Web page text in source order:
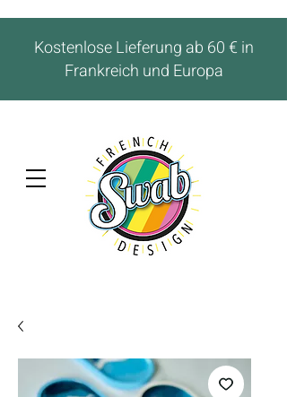
Kostenlose Lieferung ab 60 € in
Frankreich und Europa